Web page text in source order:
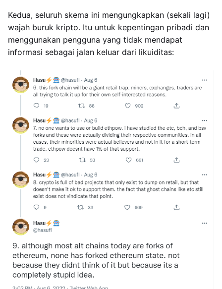
Kedua, seluruh skema ini mengungkapkan (sekali lagi)
wajah buruk kripto. Itu untuk kepentingan pribadi dan
menggunakan pengguna yang tidak mendapat
informasi sebagai jalan keluar dari likuiditas: